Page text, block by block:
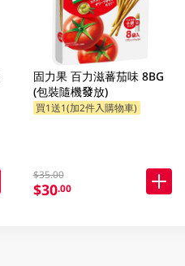
固力果 百力滋蕃茄味 8BG
(包裝隨機發放)
買1送1(加2件入購物車)
$35.00
$30.00